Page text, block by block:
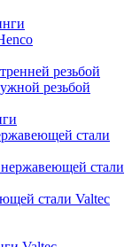
резьбой
резьбой
стали
стали
стали Valtec